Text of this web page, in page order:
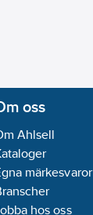
oss
Ahlsell
märkesvaror
hos oss